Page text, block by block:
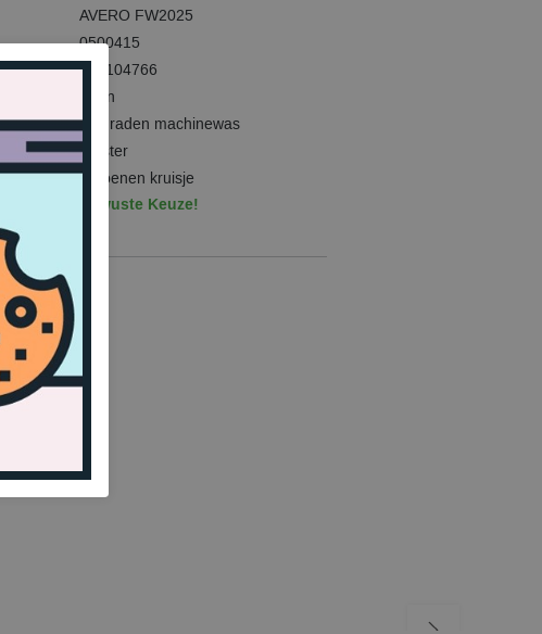
AVERO FW2025
0500415
634104766
Bruin
30 graden machinewas
Hipster
Katoenen kruisje
Bewuste Keuze!